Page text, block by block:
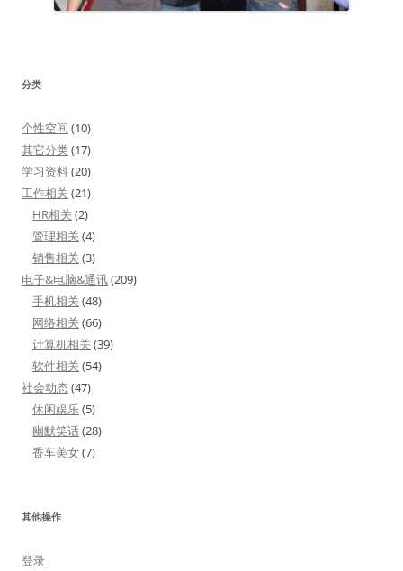
分类
个性空间 (10)
其它分类(17)
学习资料(20)
工作相关 (21)
HR相关 (2)
管理相关 (4)
销售相关 (3)
电子&电脑&通讯(209)
手机相关 (48)
网络相关 (66)
计算机相关 (39)
软件相关 (54)
社会动态(47)
休闲娱乐(5)
幽默笑话(28)
香车美女(7)
其他操作
登录